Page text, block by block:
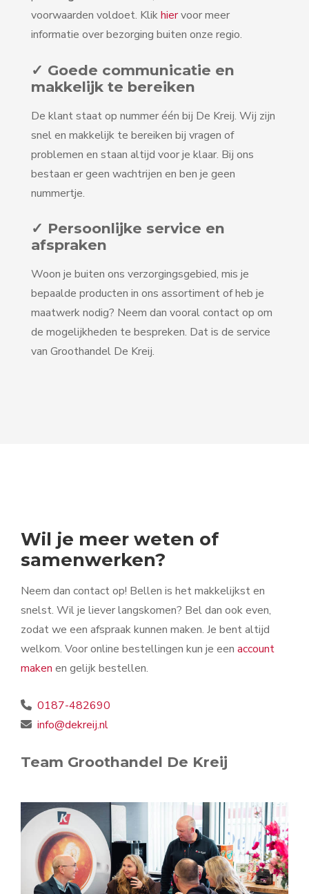
voorwaarden voldoet. Klikhiervoor meer
informatie over bezorging buiten onze regio.
✓ Goede communicatie en
makkelijk te bereiken
De klant staat op nummer één bij De Kreij. Wij zijn
snel en makkelijk te bereiken bij vragen of
problemen en staan altijd voor je klaar. Bij ons
bestaan er geen wachtrijen en ben je geen
nummertje.
✓ Persoonlijke service en
afspraken
Woon je buiten ons verzorgingsgebied, mis je
bepaalde producten in ons assortiment of heb je
maatwerk nodig? Neem dan vooral contact op om
de mogelijkheden te bespreken. Dat is de service
van Groothandel De Kreij.
Wil je meer weten of
samenwerken?
Neem dan contact op! Bellen is het makkelijkst en
snelst. Wil je liever langskomen? Bel dan ook even,
zodat we een afspraak kunnen maken. Je bent altijd
welkom. Voor online bestellingen kun je een account
maken en gelijk bestellen.
0187-482690
info@dekreij.nl
Team Groothandel De Kreij